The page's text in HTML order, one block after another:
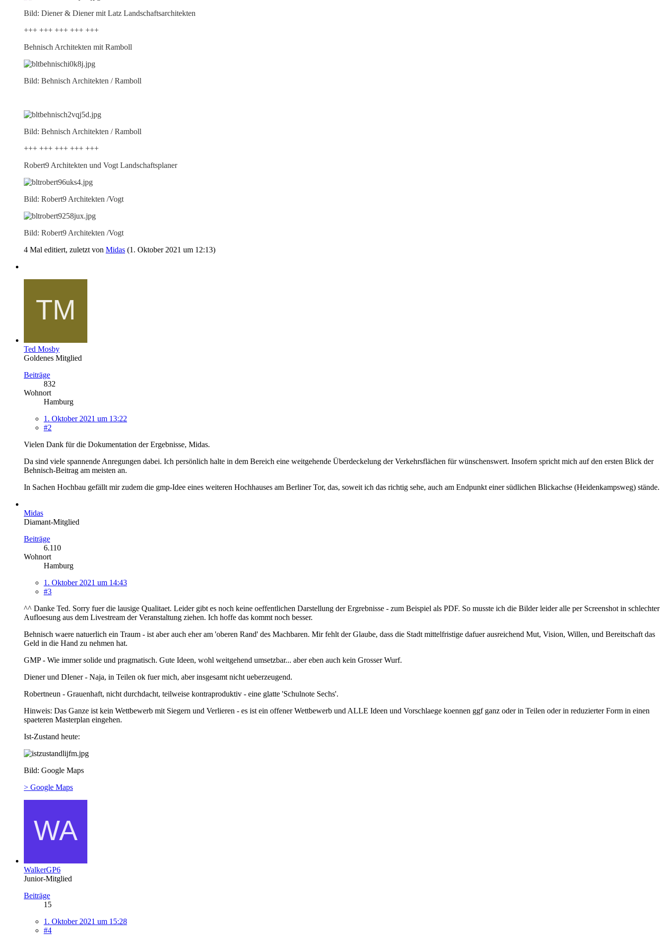
Bild: Diener & Diener mit Latz Landschaftsarchitekten
+++ +++ +++ +++ +++
Behnisch Architekten mit Ramboll
Bild: Behnisch Architekten / Ramboll
Bild: Behnisch Architekten / Ramboll
+++ +++ +++ +++ +++
Robert9 Architekten und Vogt Landschaftsplaner
Bild: Robert9 Architekten /Vogt
Bild: Robert9 Architekten /Vogt
4 Mal editiert, zuletzt von Midas (1. Oktober 2021 um 12:13)
Ted Mosby
Goldenes Mitglied
Beiträge
832
Wohnort
Hamburg
1. Oktober 2021 um 13:22
#2
Vielen Dank für die Dokumentation der Ergebnisse, Midas.
Da sind viele spannende Anregungen dabei. Ich persönlich halte in dem Bereich eine weitgehende Überdeckelung der Verkehrsflächen für wünschenswert. Insofern spricht mich auf den ersten Blick der
Behnisch-Beitrag am meisten an.
In Sachen Hochbau gefällt mir zudem die gmp-Idee eines weiteren Hochhauses am Berliner Tor, das, soweit ich das richtig sehe, auch am Endpunkt einer südlichen Blickachse (Heidenkampsweg) stände.
Midas
Diamant-Mitglied
Beiträge
6.110
Wohnort
Hamburg
1. Oktober 2021 um 14:43
#3
^^ Danke Ted. Sorry fuer die lausige Qualitaet. Leider gibt es noch keine oeffentlichen Darstellung der Ergrebnisse - zum Beispiel als PDF. So musste ich die Bilder leider alle per Screenshot in schlechter
Aufloesung aus dem Livestream der Veranstaltung ziehen. Ich hoffe das kommt noch besser.
Behnisch waere natuerlich ein Traum - ist aber auch eher am 'oberen Rand' des Machbaren. Mir fehlt der Glaube, dass die Stadt mittelfristige dafuer ausreichend Mut, Vision, Willen, und Bereitschaft das
Geld in die Hand zu nehmen hat.
GMP - Wie immer solide und pragmatisch. Gute Ideen, wohl weitgehend umsetzbar... aber eben auch kein Grosser Wurf.
Diener und DIener - Naja, in Teilen ok fuer mich, aber insgesamt nicht ueberzeugend.
Robertneun - Grauenhaft, nicht durchdacht, teilweise kontraproduktiv - eine glatte 'Schulnote Sechs'.
Hinweis: Das Ganze ist kein Wettbewerb mit Siegern und Verlieren - es ist ein offener Wettbewerb und ALLE Ideen und Vorschlaege koennen ggf ganz oder in Teilen oder in reduzierter Form in einen
spaeteren Masterplan eingehen.
Ist-Zustand heute:
Bild: Google Maps
> Google Maps
WalkerGP6
Junior-Mitglied
Beiträge
15
1. Oktober 2021 um 15:28
#4